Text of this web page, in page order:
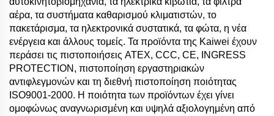
αέρα, τα συστήματα καθαρισμού κλιματιστών, το
πακετάρισμα, τα ηλεκτρονικά συστατικά, τα φώτα, η νέα
ενέργεια και άλλους τομείς. Τα προϊόντα της Kaiwei έχουν
περάσει τις πιστοποιήσεις ATEX, CCC, CE, INGRESS
PROTECTION, πιστοποίηση εργαστηριακών
αντιφλεγμονών και τη διεθνή πιστοποίηση ποιότητας
ISO9001-2000. Η ποιότητα των προϊόντων έχει γίνει
ομοφώνως αναγνωρισμένη και υψηλά αξιολογημένη από